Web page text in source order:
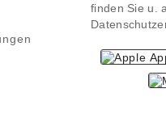
finden Sie u.